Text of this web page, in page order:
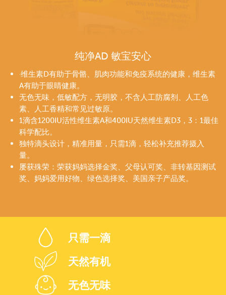
纯净AD 敏宝安心
·维生素D有助于骨骼、肌肉功能和免疫系统的健康，维生素
A有助于眼睛健康。
无色无味，低敏配方，无明胶，不含人工防腐剂、人工色
素、人工香精和常见过敏原。
1滴含1200IU活性维生素A和400IU天然维生素D3，3：1最佳
科学配比。
独特滴头设计，精准用量，只需1滴，轻松补充推荐摄入
量。
屡获殊荣：荣获妈妈选择金奖、父母认可奖、非转基因测试
奖、妈妈爱用好物、绿色选择奖、美国亲子产品奖。
只需一滴
天然有机
无色无味